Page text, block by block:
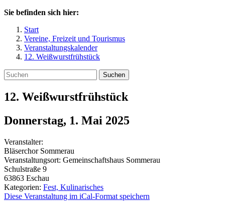
Sie befinden sich hier:
Start
Vereine, Freizeit und Tourismus
Veranstaltungskalender
12. Weißwurstfrühstück
Suchen
12. Weißwurstfrühstück
Donnerstag, 1. Mai 2025
Veranstalter:
Bläserchor Sommerau
Veranstaltungsort: Gemeinschaftshaus Sommerau
Schulstraße 9
63863 Eschau
Kategorien: Fest, Kulinarisches
Diese Veranstaltung im iCal-Format speichern